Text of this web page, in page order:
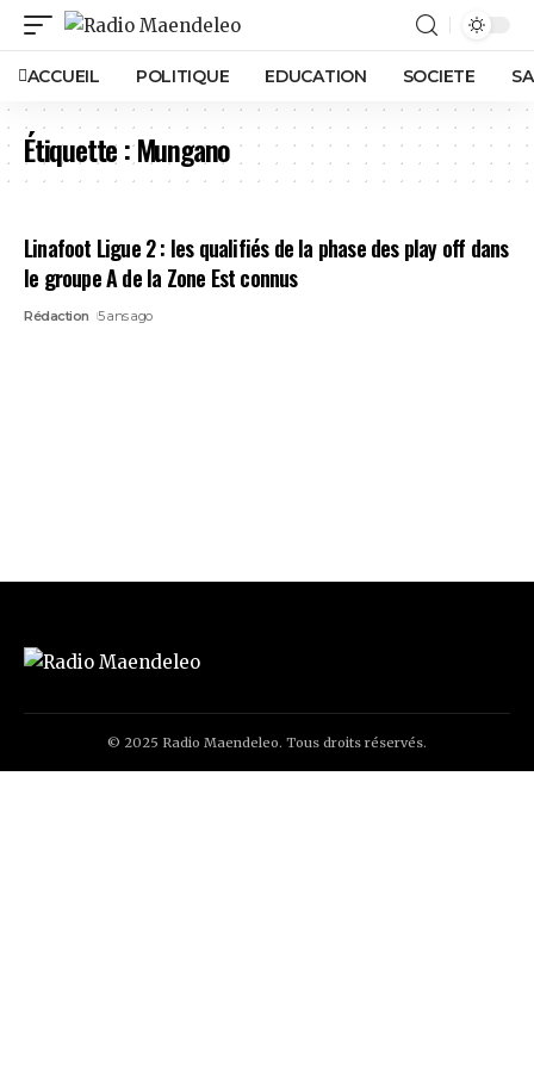
ACCUEIL POLITIQUE EDUCATION SOCIETE
Étiquette :Mungano
Linafoot Ligue 2 : les qualifiés de la phase des play off dans
le groupe A de la Zone Est connus
Rédaction 5 ans ago
© 2025 Radio Maendeleo. Tous droits réservés.